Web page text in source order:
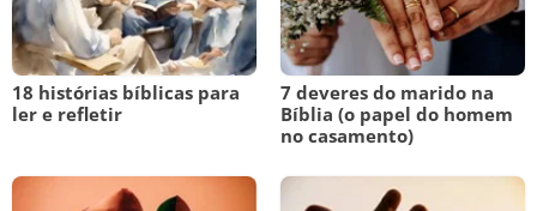
18 histórias bíblicas para
ler e refletir
7 deveres do marido na
Bíblia (o papel do homem
no casamento)